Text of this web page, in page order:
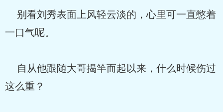
别看刘秀表面上风轻云淡的，心里可一直憋着
一口气呢。
自从他跟随大哥揭竿而起以来，什么时候伤过
这么重？